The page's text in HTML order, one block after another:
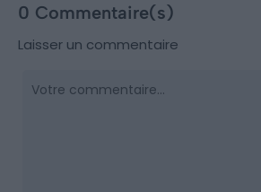
0 Commentaire(s)
Laisser un commentaire